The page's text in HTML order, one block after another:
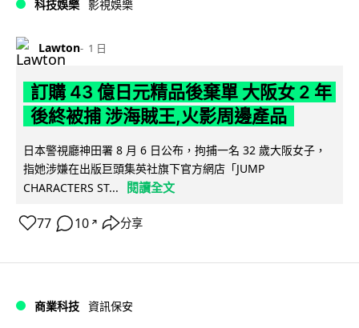
科技娛樂 影視娛樂
Lawton 1 日
訂購 43 億日元精品後棄單 大阪女 2 年
後終被捕 涉海賊王,火影周邊產品
日本警視廳神田署 8 月 6 日公布，拘捕一名 32 歲大阪女子，
指她涉嫌在出版巨頭集英社旗下官方網店「JUMP
CHARACTERS ST...
閱讀全文
77 10 ↗ 分享
商業科技 資訊保安